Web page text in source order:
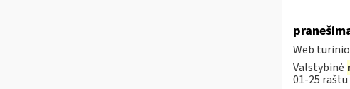
Web
Valstybinė
01-25 raštu